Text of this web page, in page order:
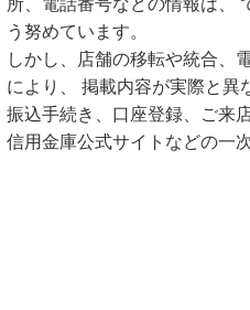
所、電話番号などの情報は、
う努めています。
しかし、店舗の移転や統合、
により、 掲載内容が実際と異
振込手続き、口座登録、ご来
信用金庫公式サイトなどの一